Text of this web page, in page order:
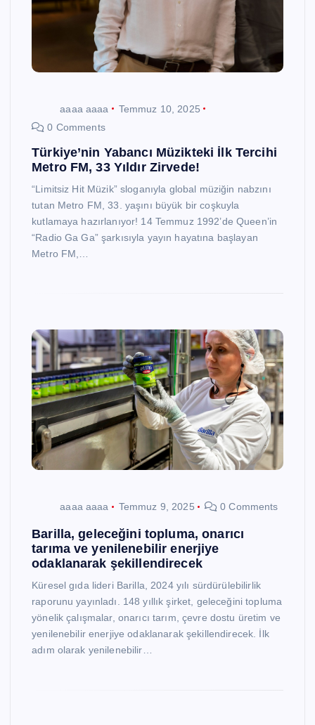
aaaa aaaa
Temmuz 10, 2025
0 Comments
Türkiye’nin Yabancı Müzikteki İlk Tercihi
Metro FM, 33 Yıldır Zirvede!
“Limitsiz Hit Müzik” sloganıyla global müziğin nabzını
tutan Metro FM, 33. yaşını büyük bir coşkuyla
kutlamaya hazırlanıyor! 14 Temmuz 1992’de Queen’in
“Radio Ga Ga” şarkısıyla yayın hayatına başlayan
Metro FM,…
aaaa aaaa Temmuz 9, 2025 0 Comments
Barilla, geleceğini topluma, onarıcı
tarıma ve yenilenebilir enerjiye
odaklanarak şekillendirecek
Küresel gıda lideri Barilla, 2024 yılı sürdürülebilirlik
raporunu yayınladı. 148 yıllık şirket, geleceğini topluma
yönelik çalışmalar, onarıcı tarım, çevre dostu üretim ve
yenilenebilir enerjiye odaklanarak şekillendirecek. İlk
adım olarak yenilenebilir…